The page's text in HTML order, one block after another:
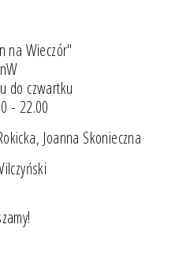
na Wieczór"
do czwartku
- 22.00
Joanna Skonieczna